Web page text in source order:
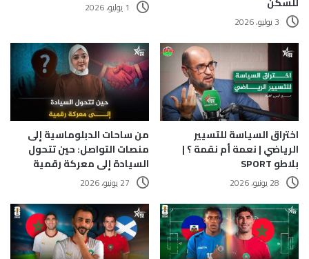
3 يوليو، 2026
1 يوليو، 2026
اختراق السياسة للتسيير
الرياضي | نعمة أم نقمة ؟ |
بلاطو SPORT
28 يونيو، 2026
من ساحات الدبلوماسية إلى
منصات التواصل: حين تتحول
السيادة إلى معركة رقمية
27 يونيو، 2026